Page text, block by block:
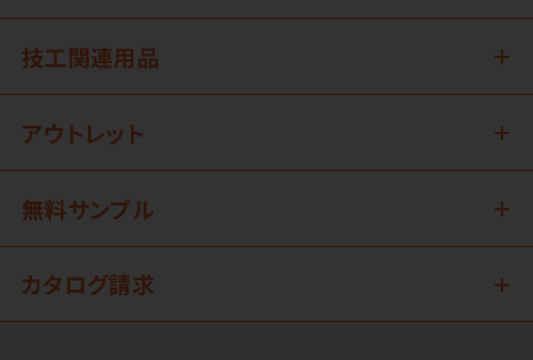
技工関連用品
アウトレット
無料サンプル
カタログ請求